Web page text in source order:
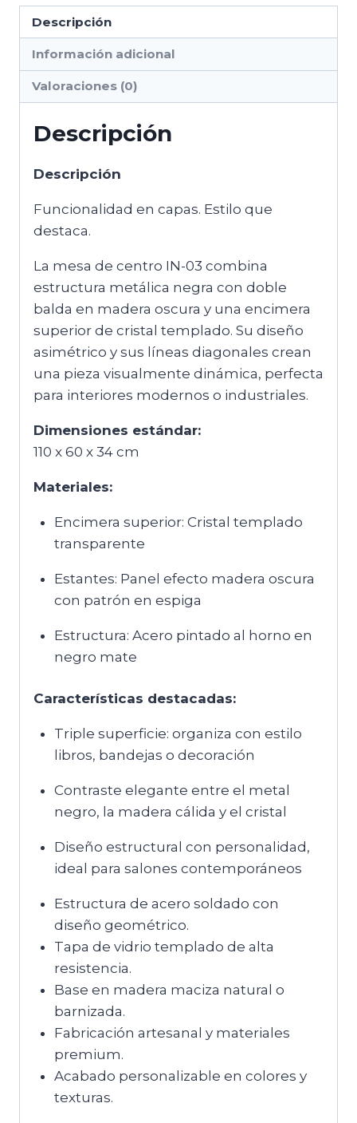
con
Vidrio
Madera
cantidad
Descripción
Información adicional
Valoraciones (0)
Descripción
Descripción
Funcionalidad en capas. Estilo que
destaca.
La mesa de centro IN-03 combina
estructura metálica negra con doble
balda en madera oscura y una encimera
superior de cristal templado. Su diseño
asimétrico y sus líneas diagonales crean
una pieza visualmente dinámica, perfecta
para interiores modernos o industriales.
Dimensiones estándar:
110 x 60 x 34 cm
Materiales:
Encimera superior: Cristal templado
transparente
Estantes: Panel efecto madera oscura
con patrón en espiga
Estructura: Acero pintado al horno en
negro mate
Características destacadas:
Triple superficie: organiza con estilo
libros, bandejas o decoración
Contraste elegante entre el metal
negro, la madera cálida y el cristal
Diseño estructural con personalidad,
ideal para salones contemporáneos
Estructura de acero soldado con
diseño geométrico.
Tapa de vidrio templado de alta
resistencia.
Base en madera maciza natural o
barnizada.
Fabricación artesanal y materiales
premium.
Acabado personalizable en colores y
texturas.